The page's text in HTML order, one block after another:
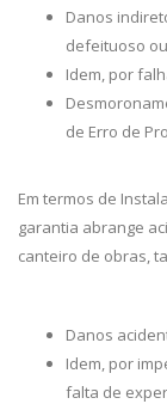
Danos
defeituoso
Idem, por
de Erro de
Em termos de
garantia abrange
canteiro de obras,
Danos
Idem, por
falta de